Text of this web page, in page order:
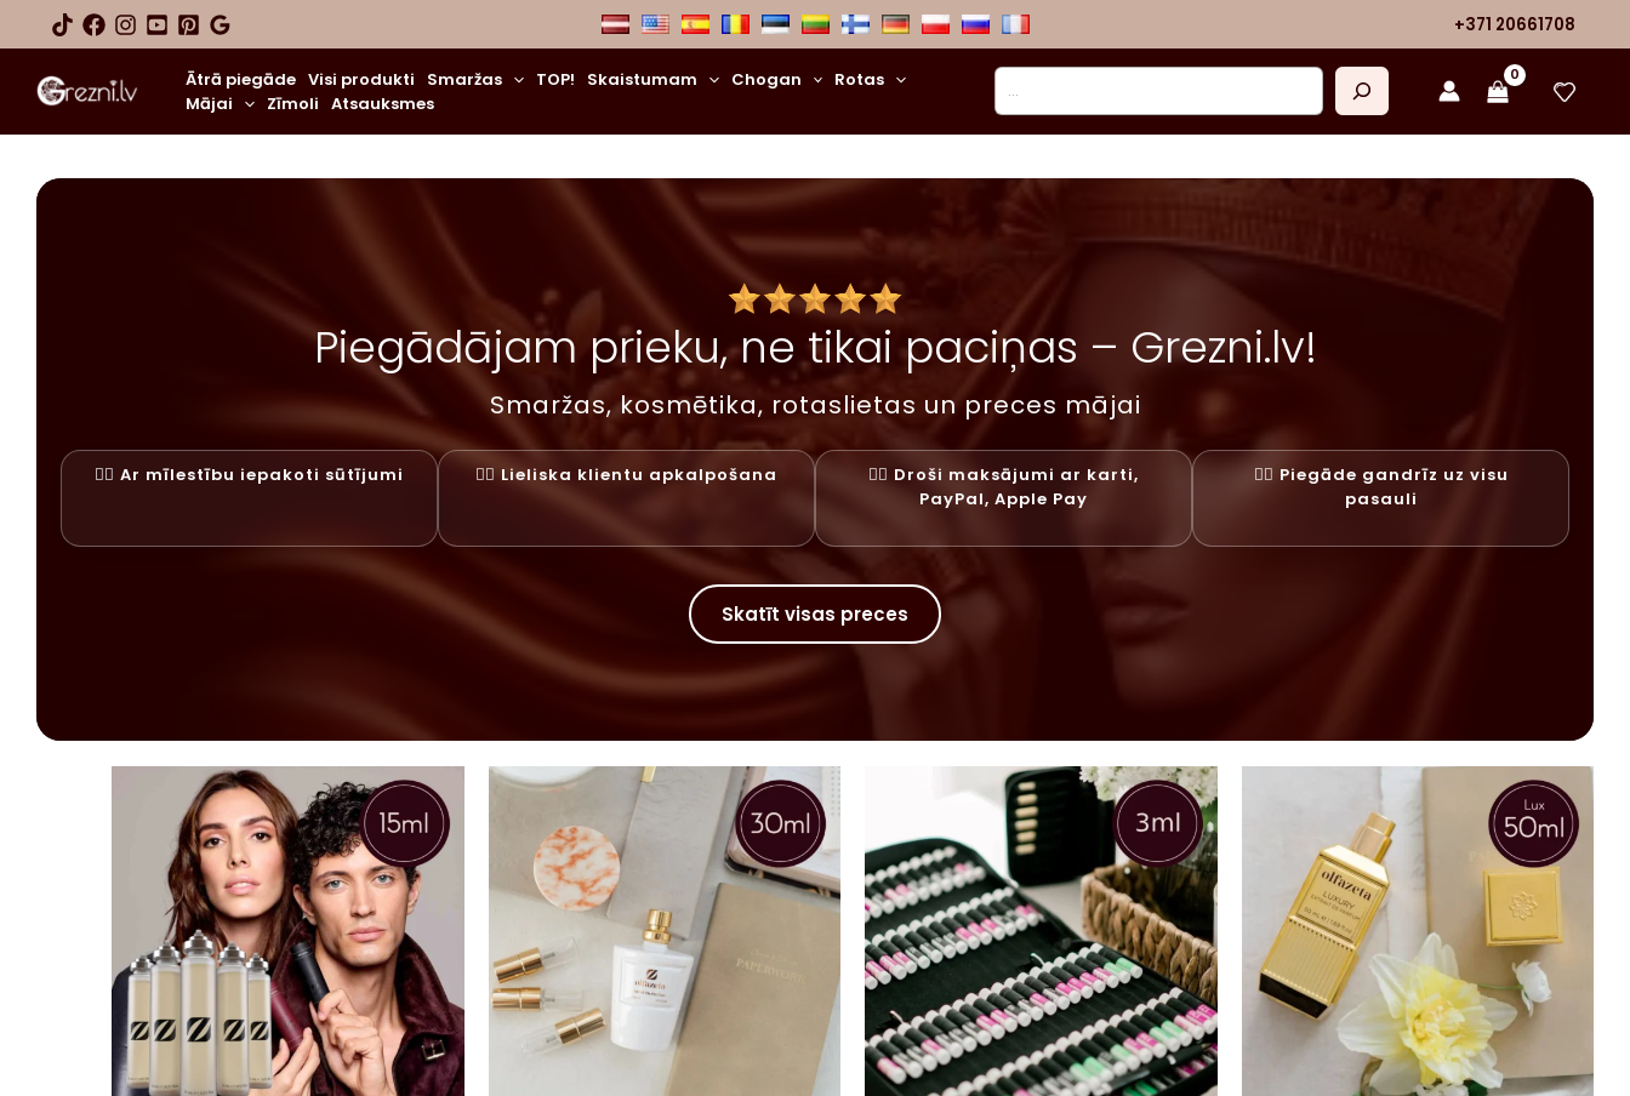
+371 20661708
Ātrā piegāde Visi produkti Smaržas TOP! Skaistumam Chogan
Rotas
Mājai
Zīmoli Atsauksmes
Meklēt
Piegādājam prieku, ne tikai paciņas – Grezni.lv!
Smaržas, kosmētika, rotaslietas un preces mājai
✓⃝ Ar mīlestību iepakoti sūtījumi ✓⃝ Lieliska klientu apkalpošana
✓⃝ Droši maksājumi ar karti,
PayPal, Apple Pay
✓⃝ Piegāde gandrīz uz visu
pasauli
Skatīt visas preces